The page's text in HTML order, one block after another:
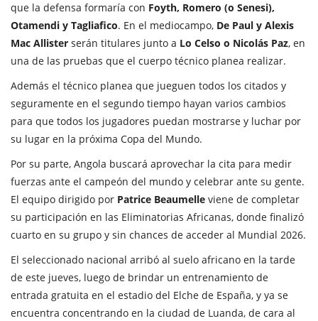
que la defensa formaría con Foyth, Romero (o Senesi),
Otamendi y Tagliafico. En el mediocampo, De Paul y Alexis
Mac Allister serán titulares junto a Lo Celso o Nicolás Paz, en
una de las pruebas que el cuerpo técnico planea realizar.
Además el técnico planea que jueguen todos los citados y
seguramente en el segundo tiempo hayan varios cambios
para que todos los jugadores puedan mostrarse y luchar por
su lugar en la próxima Copa del Mundo.
Por su parte, Angola buscará aprovechar la cita para medir
fuerzas ante el campeón del mundo y celebrar ante su gente.
El equipo dirigido por Patrice Beaumelle viene de completar
su participación en las Eliminatorias Africanas, donde finalizó
cuarto en su grupo y sin chances de acceder al Mundial 2026.
El seleccionado nacional arribó al suelo africano en la tarde
de este jueves, luego de brindar un entrenamiento de
entrada gratuita en el estadio del Elche de España, y ya se
encuentra concentrando en la ciudad de Luanda, de cara al